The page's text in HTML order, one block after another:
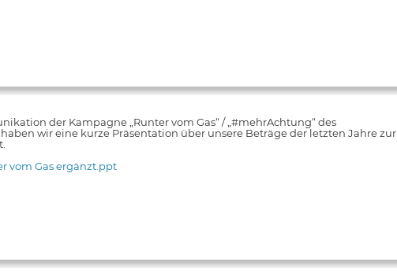
der Kampagne „Runter vom Gas“ / „#mehrAchtung“ des
wir eine kurze Präsentation über unsere Beträge der letzten Jahre zur
vom Gas ergänzt.ppt